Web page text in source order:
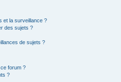
et la surveillance ?
des sujets ?
de sujets ?
forum ?
?